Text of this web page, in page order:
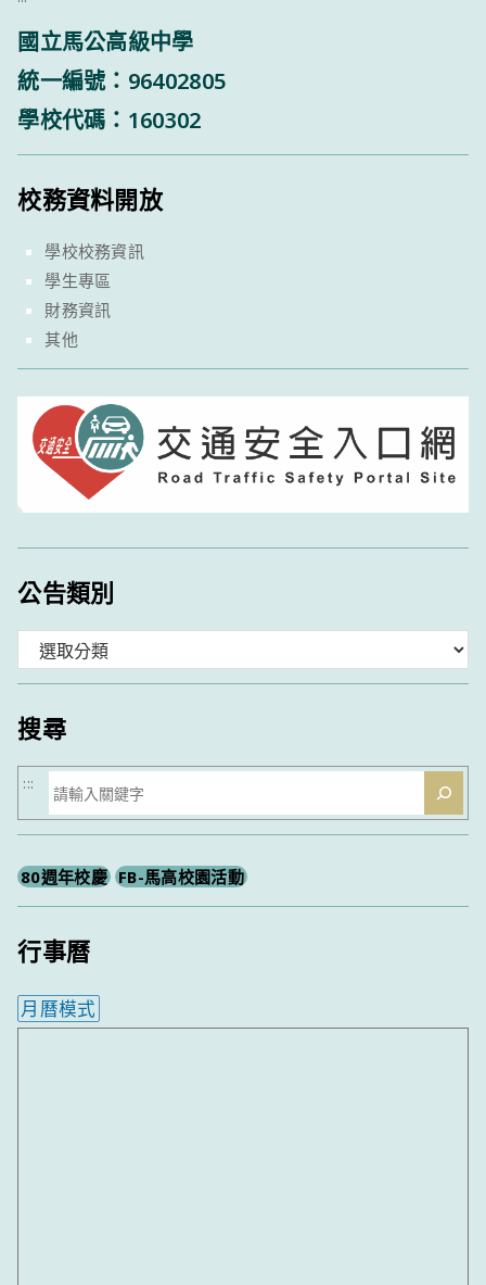
國立馬公高級中學
統一編號：96402805
學校代碼：160302
校務資料開放
學校校務資訊
學生專區
財務資訊
其他
公告類別
類
搜尋
搜
尋
:::
80週年校慶 FB-馬高校園活動
行事曆
月曆模式